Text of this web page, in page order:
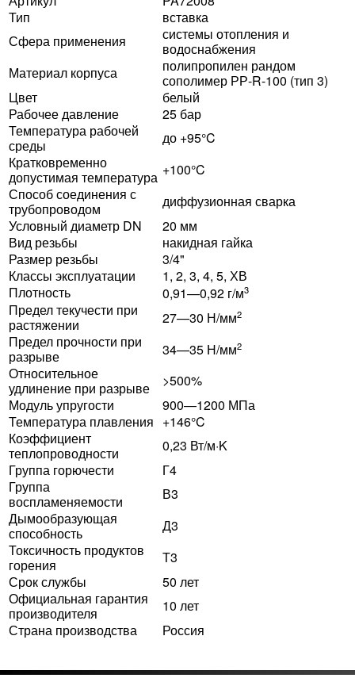
Тип
вставка
Сфера применения
системы отопления и
водоснабжения
Материал корпуса
полипропилен рандом
сополимер РР-R-100 (тип 3)
Цвет
белый
Рабочее давление
25 бар
Температура рабочей
среды
до +95°C
Кратковременно
допустимая температура +100°C
Способ соединения с
трубопроводом
диффузионная сварка
Условный диаметр DN
20 мм
Вид резьбы
накидная гайка
Размер резьбы
3/4"
Классы эксплуатации
1, 2, 3, 4, 5, ХВ
Плотность
0,91—0,92 г/м3
Предел текучести при
растяжении
27—30 Н/мм2
Предел прочности при
разрыве
34—35 Н/мм2
Относительное
удлинение при разрыве
>500%
Модуль упругости
900—1200 МПа
Температура плавления +146°C
Коэффициент
теплопроводности
0,23 Вт/м·K
Группа горючести
Г4
Группа
воспламеняемости
В3
Дымообразующая
способность
Д3
Токсичность продуктов
горения
Т3
Срок службы
50 лет
Официальная гарантия
производителя
10 лет
Страна производства
Россия